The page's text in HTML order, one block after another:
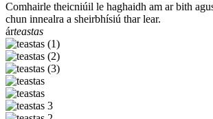
Comhairle theicniúil le haghaidh am ar bith
chun innealra a sheirbhísiú thar lear.
árteastas